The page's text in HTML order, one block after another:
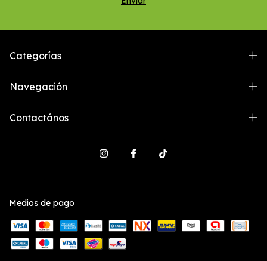
Categorías
Navegación
Contactános
Medios de pago